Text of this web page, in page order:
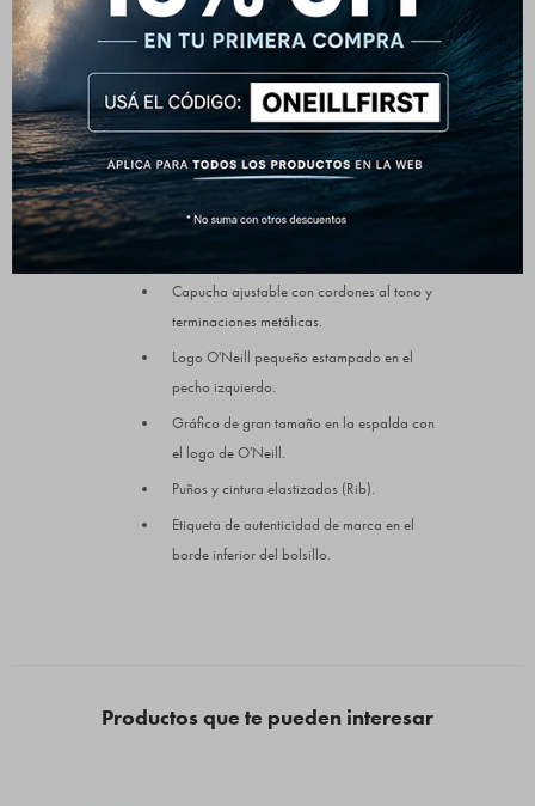
Material: Algodón de alta calidad con frisa interna
para mayor suavidad y abrigo (80% algodón,
20% poliéster).
Color: Negro oscuro y Café.
Corte: Regular Fit (Calce estándar cómodo).
Detalles de diseño:
Capucha ajustable con cordones al tono y
terminaciones metálicas.
Logo O'Neill pequeño estampado en el
pecho izquierdo.
Gráfico de gran tamaño en la espalda con
el logo de O'Neill.
Puños y cintura elastizados (Rib).
Etiqueta de autenticidad de marca en el
borde inferior del bolsillo.
Productos que te pueden interesar